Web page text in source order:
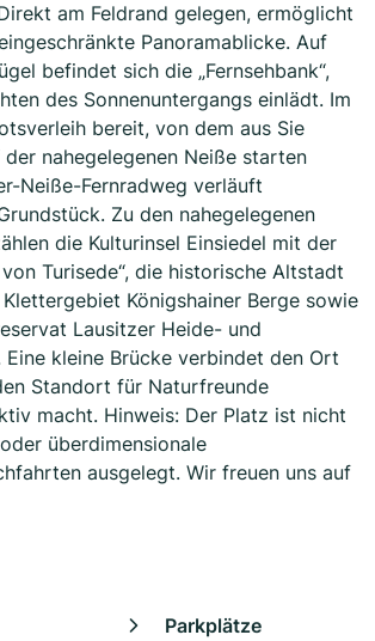
am Feldrand gelegen, ermöglicht
Panoramablicke. Auf
befindet sich die „Fernsehbank“,
des Sonnenuntergangs einlädt. Im
bereit, von dem aus Sie
nahegelegenen Neiße starten
Neiße-Fernradweg verläuft
Zu den nahegelegenen
die Kulturinsel Einsiedel mit der
von Turisede“, die historische Altstadt
Königshainer Berge sowie
Lausitzer Heide- und
Eine kleine Brücke verbindet den Ort
Standort für Naturfreunde
macht. Hinweis: Der Platz ist nicht
überdimensionale
ausgelegt. Wir freuen uns auf
Parkplätze